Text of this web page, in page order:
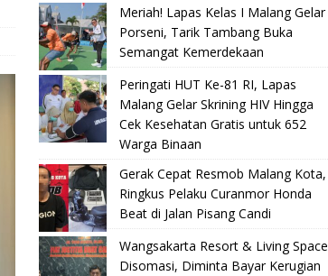
Meriah! Lapas Kelas I Malang Gelar
Porseni, Tarik Tambang Buka
Semangat Kemerdekaan
Peringati HUT Ke-81 RI, Lapas
Malang Gelar Skrining HIV Hingga
Cek Kesehatan Gratis untuk 652
Warga Binaan
Gerak Cepat Resmob Malang Kota,
Ringkus Pelaku Curanmor Honda
Beat di Jalan Pisang Candi
Wangsakarta Resort & Living Space
Disomasi, Diminta Bayar Kerugian